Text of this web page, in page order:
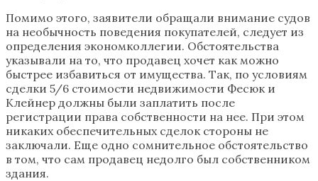
Помимо этого, заявители обращали внимание судов
на необычность поведения покупателей, следует из
определения экономколлегии. Обстоятельства
указывали на то, что продавец хочет как можно
быстрее избавиться от имущества. Так, по условиям
сделки 5/6 стоимости недвижимости Фесюк и
Клейнер должны были заплатить после
регистрации права собственности на нее. При этом
никаких обеспечительных сделок стороны не
заключали. Еще одно сомнительное обстоятельство
в том, что сам продавец недолго был собственником
здания.